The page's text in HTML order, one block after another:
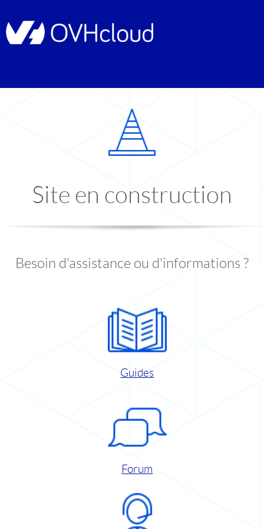
Site en construction
Besoin d'assistance ou d'informations ?
Guides
Forum